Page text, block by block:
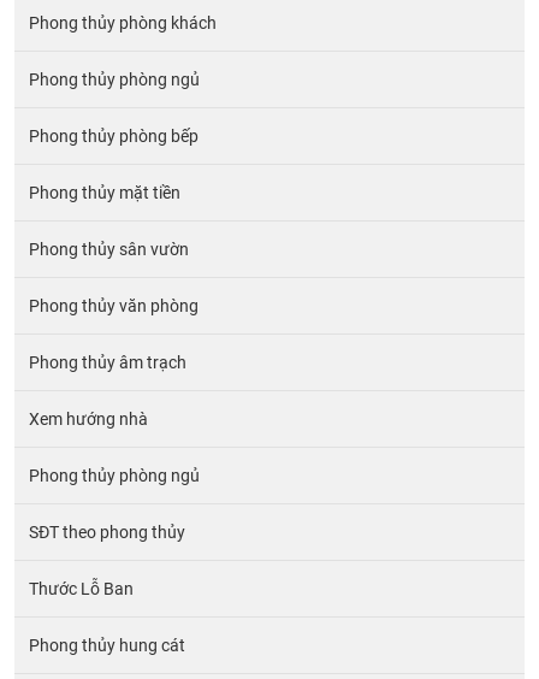
Phong thủy phòng khách
Phong thủy phòng ngủ
Phong thủy phòng bếp
Phong thủy mặt tiền
Phong thủy sân vườn
Phong thủy văn phòng
Phong thủy âm trạch
Xem hướng nhà
Phong thủy phòng ngủ
SĐT theo phong thủy
Thước Lỗ Ban
Phong thủy hung cát